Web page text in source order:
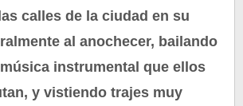
calles de la ciudad en su
al anochecer, bailando
instrumental que ellos
y vistiendo trajes muy